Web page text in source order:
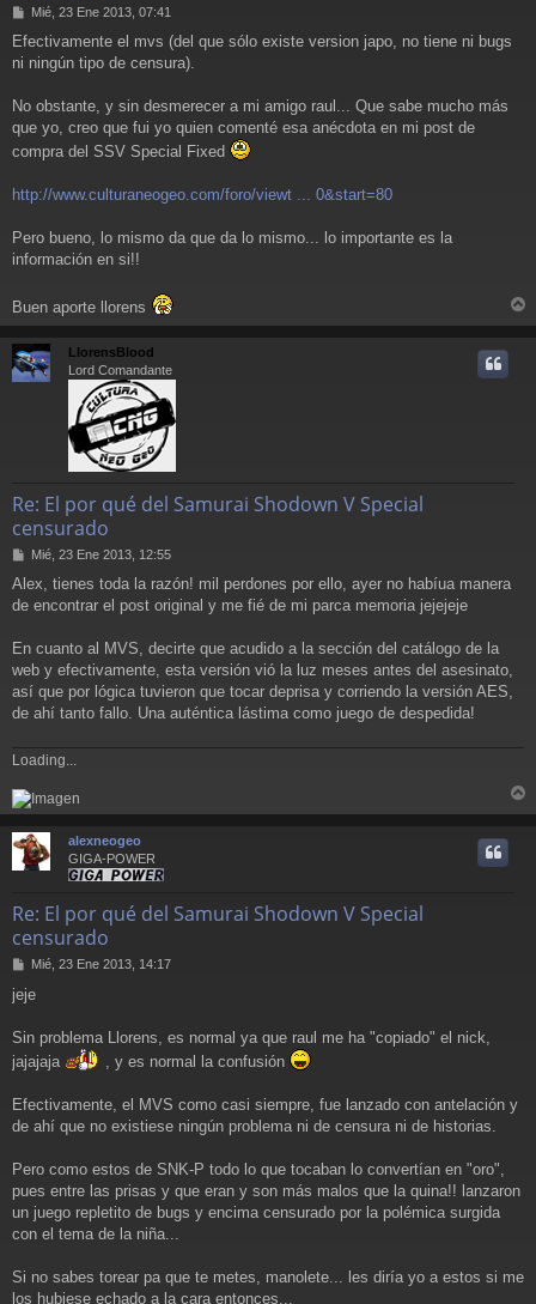
M
n
s
j
Mié, 23 Ene 2013, 07:41
Efectivamente el mvs (del que sólo existe version japo, no tiene ni bugs
ni ningún tipo de censura).
No obstante, y sin desmerecer a mi amigo raul... Que sabe mucho más
que yo, creo que fui yo quien comenté esa anécdota en mi post de
compra del SSV Special Fixed
http://www.culturaneogeo.com/foro/viewt ... 0&start=80
Pero bueno, lo mismo da que da lo mismo... lo importante es la
información en si!!
Buen aporte llorens
r
LlorensBlood
Lord Comandante
Re: El por qué del Samurai Shodown V Special
censurado
M
n
s
j
e
Mié, 23 Ene 2013, 12:55
Alex, tienes toda la razón! mil perdones por ello, ayer no habíua manera
de encontrar el post original y me fié de mi parca memoria jejejeje
En cuanto al MVS, decirte que acudido a la sección del catálogo de la
web y efectivamente, esta versión vió la luz meses antes del asesinato,
así que por lógica tuvieron que tocar deprisa y corriendo la versión AES,
de ahí tanto fallo. Una auténtica lástima como juego de despedida!
Loading...
r
alexneogeo
GIGA-POWER
Re: El por qué del Samurai Shodown V Special
censurado
M
n
a
j
e
Mié, 23 Ene 2013, 14:17
jeje
Sin problema Llorens, es normal ya que raul me ha "copiado" el nick,
jajajaja
, y es normal la confusión
Efectivamente, el MVS como casi siempre, fue lanzado con antelación y
de ahí que no existiese ningún problema ni de censura ni de historias.
Pero como estos de SNK-P todo lo que tocaban lo convertían en "oro",
pues entre las prisas y que eran y son más malos que la quina!! lanzaron
un juego repletito de bugs y encima censurado por la polémica surgida
con el tema de la niña...
Si no sabes torear pa que te metes, manolete... les diría yo a estos si me
los hubiese echado a la cara entonces...